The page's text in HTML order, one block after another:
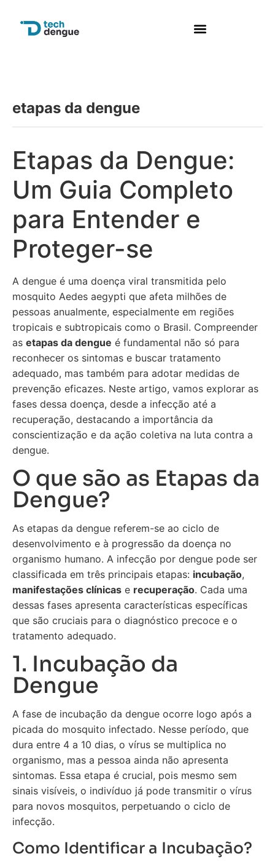
etapas da dengue
Etapas da Dengue:
Um Guia Completo
para Entender e
Proteger-se
A dengue é uma doença viral transmitida pelo
mosquito Aedes aegypti que afeta milhões de
pessoas anualmente, especialmente em regiões
tropicais e subtropicais como o Brasil. Compreender
as etapas da dengue é fundamental não só para
reconhecer os sintomas e buscar tratamento
adequado, mas também para adotar medidas de
prevenção eficazes. Neste artigo, vamos explorar as
fases dessa doença, desde a infecção até a
recuperação, destacando a importância da
conscientização e da ação coletiva na luta contra a
dengue.
O que são as Etapas da
Dengue?
As etapas da dengue referem-se ao ciclo de
desenvolvimento e à progressão da doença no
organismo humano. A infecção por dengue pode ser
classificada em três principais etapas: incubação,
manifestações clínicas e recuperação. Cada uma
dessas fases apresenta características específicas
que são cruciais para o diagnóstico precoce e o
tratamento adequado.
1. Incubação da
Dengue
A fase de incubação da dengue ocorre logo após a
picada do mosquito infectado. Nesse período, que
dura entre 4 a 10 dias, o vírus se multiplica no
organismo, mas a pessoa ainda não apresenta
sintomas. Essa etapa é crucial, pois mesmo sem
sinais visíveis, o indivíduo já pode transmitir o vírus
para novos mosquitos, perpetuando o ciclo de
infecção.
Como Identificar a Incubação?